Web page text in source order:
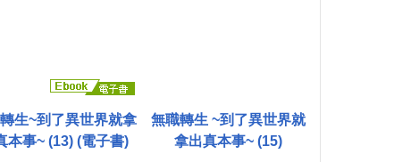
生~到了異世界就拿
本事~ (13) (電子書)
無職轉生 ~到了異世界就
拿出真本事~ (15)